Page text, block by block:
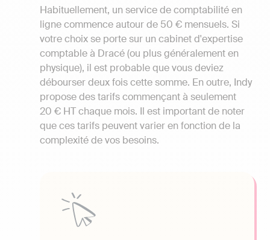
Habituellement, un service de comptabilité en
ligne commence autour de 50 € mensuels. Si
votre choix se porte sur un cabinet d'expertise
comptable à Dracé (ou plus généralement en
physique), il est probable que vous deviez
débourser deux fois cette somme. En outre, Indy
propose des tarifs commençant à seulement
20 € HT chaque mois. Il est important de noter
que ces tarifs peuvent varier en fonction de la
complexité de vos besoins.